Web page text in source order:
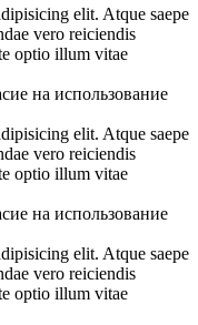
elit. Atque saepe
vero reiciendis
optio illum vitae
на использование
elit. Atque saepe
vero reiciendis
optio illum vitae
на использование
elit. Atque saepe
vero reiciendis
optio illum vitae